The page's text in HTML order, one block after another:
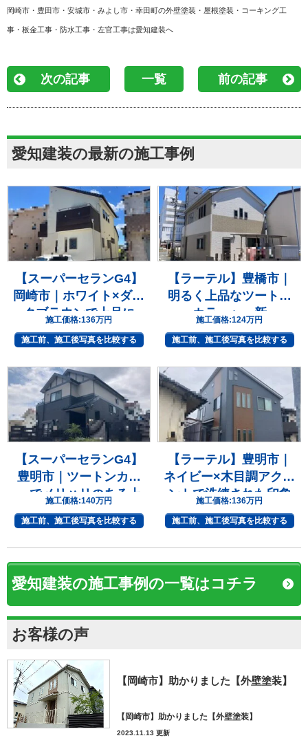
岡崎市・豊田市・安城市・みよし市・幸田町の外壁塗装・屋根塗装・コーキング工
事・板金工事・防水工事・左官工事は愛知建装へ
次の記事 一覧 前の記事
愛知建装の最新の施工事例
【スーパーセランG4】
岡崎市｜ホワイト×ダー
クブラウンで上品に
施工価格:136万円
施工前、施工後写真を比較する
【ラーテル】豊橋市｜
明るく上品なツートン
カラーへ一新
施工価格:124万円
施工前、施工後写真を比較する
【スーパーセランG4】
豊明市｜ツートンカラ
ーでメリハリのある上
質な住まいへ
施工価格:140万円
施工前、施工後写真を比較する
【ラーテル】豊明市｜
ネイビー×木目調アクセ
ントで洗練された印象
へ
施工価格:136万円
施工前、施工後写真を比較する
愛知建装の施工事例の一覧はコチラ
お客様の声
【岡崎市】助かりました【外壁塗装】
【岡崎市】助かりました【外壁塗装】
2023.11.13 更新